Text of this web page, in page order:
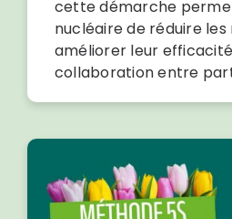
cette démarche
nucléaire de réduire les
améliorer leur
collaboration entre